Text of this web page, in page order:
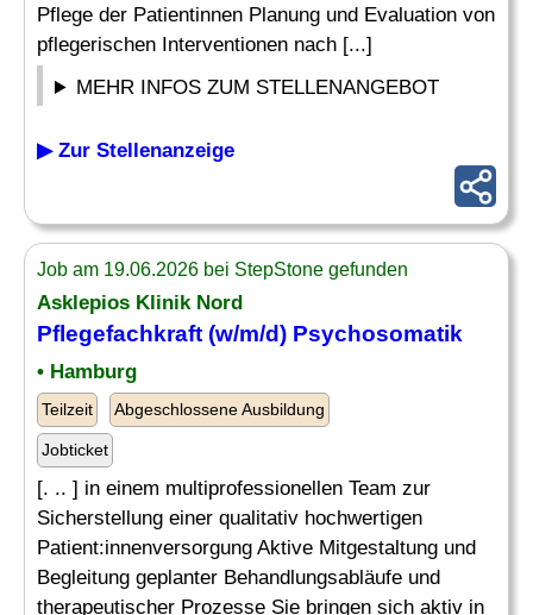
Pflege der Patientinnen Planung und Evaluation von
pflegerischen Interventionen nach [...]
MEHR INFOS ZUM STELLENANGEBOT
▶ Zur Stellenanzeige
Job am 19.06.2026 bei StepStone gefunden
Asklepios Klinik Nord
Pflegefachkraft (w/m/d) Psychosomatik
• Hamburg
Teilzeit Abgeschlossene Ausbildung
Jobticket
[. .. ] in einem multiprofessionellen Team zur
Sicherstellung einer qualitativ hochwertigen
Patient:innenversorgung Aktive Mitgestaltung und
Begleitung geplanter Behandlungsabläufe und
therapeutischer Prozesse Sie bringen sich aktiv in